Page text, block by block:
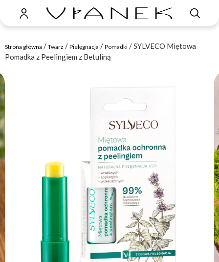
Strona główna / Twarz / Pielęgnacja / Pomadki / SYLVECO Miętowa
Pomadka z Peelingiem z Betuliną